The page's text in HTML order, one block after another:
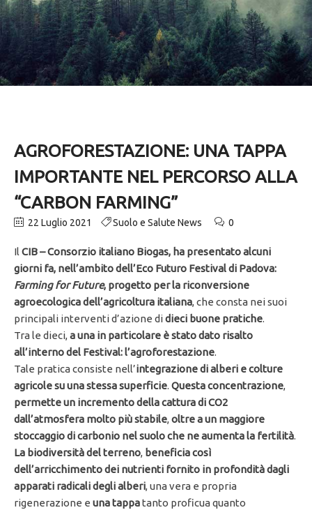
AGROFORESTAZIONE: UNA TAPPA
IMPORTANTE NEL PERCORSO ALLA
“CARBON FARMING”
22 Luglio 2021 Suolo e Salute News 0
Il CIB – Consorzio italiano Biogas, ha presentato alcuni
giorni fa, nell’ambito dell’Eco Futuro Festival di Padova:
Farming for Future, progetto per la riconversione
agroecologica dell’agricoltura italiana, che consta nei suoi
principali interventi d’azione didieci buone pratiche.
Tra le dieci,a una in particolare è stato dato risalto
all’interno del Festival: l’agroforestazione.
Tale pratica consiste nell’integrazione di alberi e colture
agricole su una stessa superficie. Questa concentrazione,
permette un incremento della cattura di CO2
dall’atmosfera molto più stabile,oltre a un maggiore
stoccaggio di carbonio nel suolo che ne aumenta la fertilità.
La biodiversità del terreno, beneficia così
dell’arricchimento dei nutrienti fornito in profondità dagli
apparati radicali degli alberi, una vera e propria
rigenerazione e una tappatanto proficua quanto